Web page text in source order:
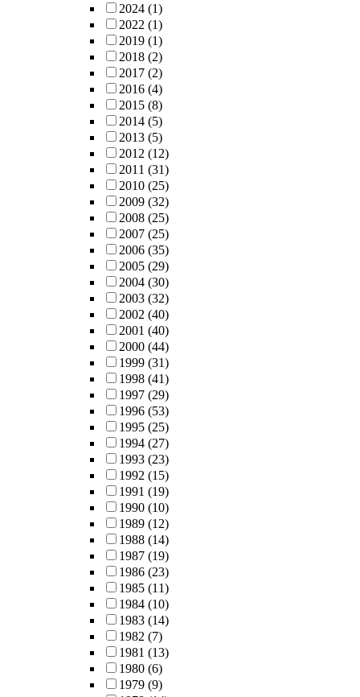
2024 (1)
2022 (1)
2019 (1)
2018 (2)
2017 (2)
2016 (4)
2015 (8)
2014 (5)
2013 (5)
2012 (12)
2011 (31)
2010 (25)
2009 (32)
2008 (25)
2007 (25)
2006 (35)
2005 (29)
2004 (30)
2003 (32)
2002 (40)
2001 (40)
2000 (44)
1999 (31)
1998 (41)
1997 (29)
1996 (53)
1995 (25)
1994 (27)
1993 (23)
1992 (15)
1991 (19)
1990 (10)
1989 (12)
1988 (14)
1987 (19)
1986 (23)
1985 (11)
1984 (10)
1983 (14)
1982 (7)
1981 (13)
1980 (6)
1979 (9)